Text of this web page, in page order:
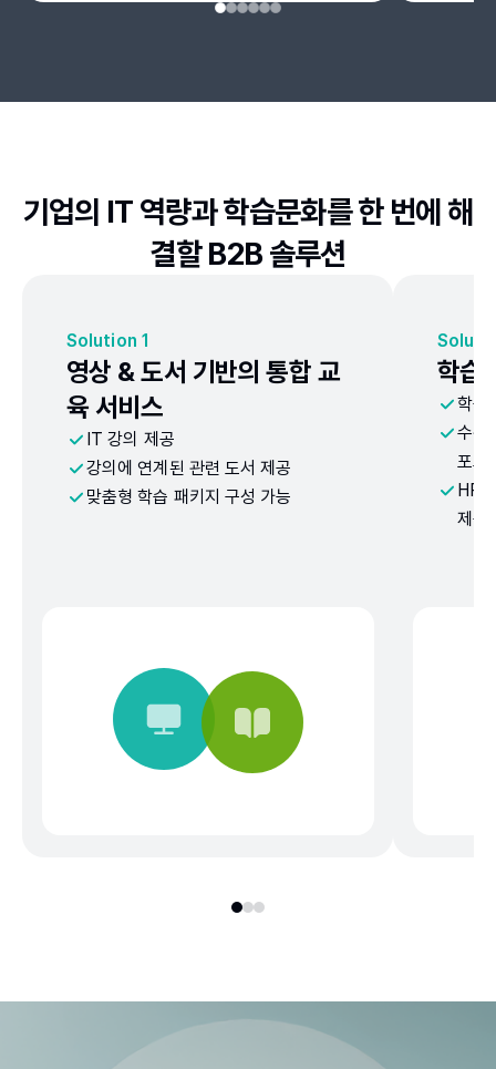
기업의 IT 역량과 학습문화를 한 번에 해
결할 B2B 솔루션
Solution 1
영상 & 도서 기반의 통합 교
육 서비스
IT 강의 제공
강의에 연계된 관련 도서 제공
맞춤형 학습 패키지 구성 가능
학습
학습
수강
포트
HR·
제공